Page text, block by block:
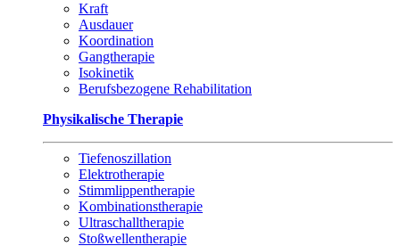
Kraft
Ausdauer
Koordination
Gangtherapie
Isokinetik
Berufsbezogene Rehabilitation
Physikalische Therapie
Tiefenoszillation
Elektrotherapie
Stimmlippentherapie
Kombinationstherapie
Ultraschalltherapie
Stoßwellentherapie